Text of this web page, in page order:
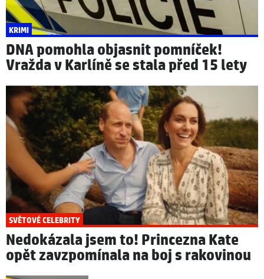
KRIMI
DNA pomohla objasnit pomníček!
Vražda v Karlíně se stala před 15 lety
SVĚTOVÉ CELEBRITY
Nedokázala jsem to! Princezna Kate
opět zavzpomínala na boj s rakovinou